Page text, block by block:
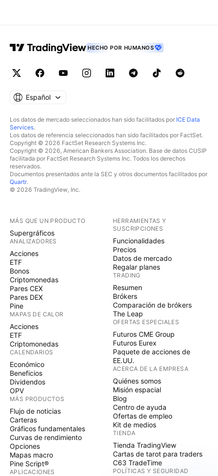
HECHO POR HUMANOS
Español
Los datos de mercado seleccionados han sido facilitados por ICE Data
Services.
Los datos de referencia seleccionados han sido facilitados por FactSet.
Copyright © 2026 FactSet Research Systems Inc.
Copyright © 2026, American Bankers Association. Base de datos CUSIP
facilitada por FactSet Research Systems Inc. Todos los derechos
reservados.
Documentos presentados ante la SEC y otros documentos facilitados por
Quartr.
© 2026 TradingView, Inc.
MÁS QUE UN PRODUCTO
Supergráficos
ANALIZADORES
Acciones
ETF
Bonos
Criptomonedas
Pares CEX
Pares DEX
Pine
MAPAS DE CALOR
Acciones
ETF
Criptomonedas
CALENDARIOS
Económico
Beneficios
Dividendos
OPV
MÁS PRODUCTOS
Flujo de noticias
Carteras
Gráficos fundamentales
Curvas de rendimiento
Opciones
Mapas macro
Pine Script®
APLICACIONES
HERRAMIENTAS Y
SUSCRIPCIONES
Funcionalidades
Precios
Datos de mercado
Regalar planes
TRADING
Resumen
Brókers
Comparación de brókers
The Leap
OFERTAS ESPECIALES
Futuros CME Group
Futuros Eurex
Paquete de acciones de
EE.UU.
ACERCA DE LA EMPRESA
Quiénes somos
Misión espacial
Blog
Centro de ayuda
Ofertas de empleo
Kit de medios
TIENDA
Tienda TradingView
Cartas de tarot para traders
C63 TradeTime
POLÍTICAS Y SEGURIDAD